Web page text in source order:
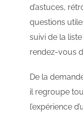
d’astuces,
questions
suivi de la
rendez-vous
De la
il regroupe
l’expérience